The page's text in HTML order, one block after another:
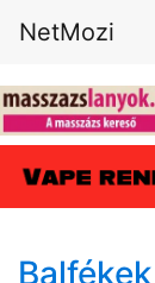
NetMozi
Balfékek